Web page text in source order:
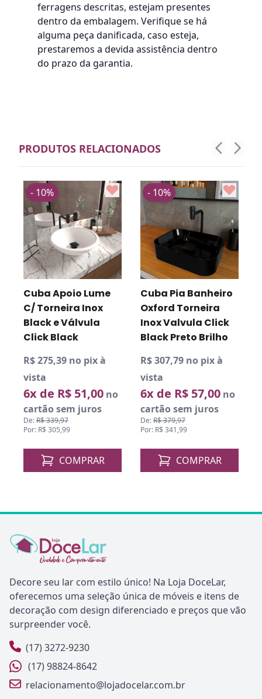
ferragens descritas, estejam presentes
dentro da embalagem. Verifique se há
alguma peça danificada, caso esteja,
prestaremos a devida assistência dentro
do prazo da garantia.
PRODUTOS RELACIONADOS
Cuba Apoio Lume
C/ Torneira Inox
Black e Válvula
Click Black
R$ 275,39 no pix à
vista
6x de R$ 51,00 no
cartão sem juros
De:R$ 339,97
Por: R$ 305,99
- 10%
COMPRAR
Cuba Pia Banheiro
Oxford Torneira
Inox Valvula Click
Black Preto Brilho
R$ 307,79 no pix à
vista
6x de R$ 57,00 no
cartão sem juros
De:R$ 379,97
Por: R$ 341,99
- 10%
COMPRAR
Decore seu lar com estilo único! Na Loja DoceLar,
oferecemos uma seleção única de móveis e itens de
decoração com design diferenciado e preços que vão
surpreender você.
(17) 3272-9230
(17) 98824-8642
relacionamento@lojadocelar.com.br